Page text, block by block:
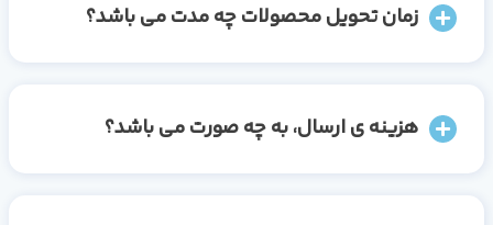
زمان تحویل محصولات چه مدت می باشد؟
هزینه ی ارسال، به چه صورت می باشد؟